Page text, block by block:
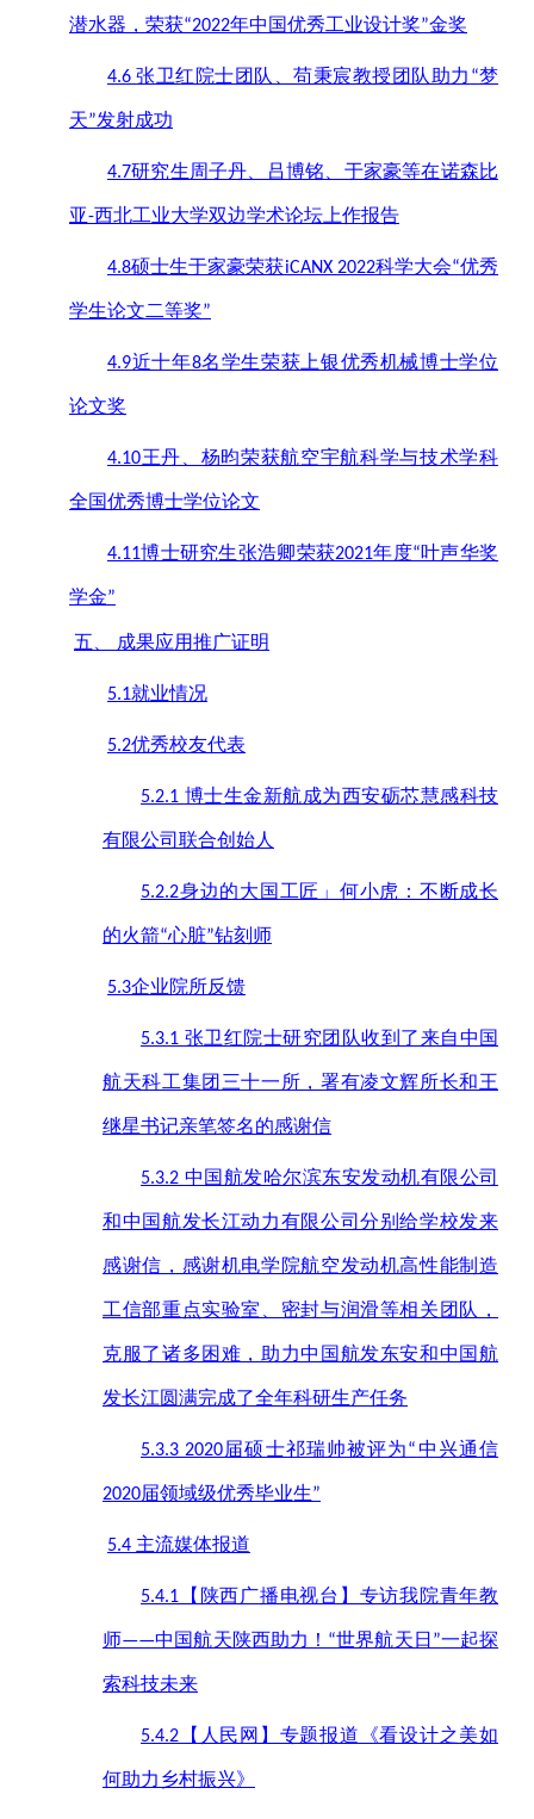
潜水器，荣获“2022年中国优秀工业设计奖”金奖
4.6张卫红院士团队、苟秉宸教授团队助力 “梦
天”发射成功
4.7研究生周子丹、吕博铭、于家豪等在诺森比
亚-西北工业大学双边学术论坛上作报告
4.8硕士生于家豪荣获iCANX 2022科学大会“优秀
学生论文二等奖”
4.9近十年8名学生荣获上银优秀机械博士学位
论文奖
4.10王丹、杨昀荣获航空宇航科学与技术学科
全国优秀博士学位论文
4.11博士研究生张浩卿荣获2021年度“叶声华奖
学金”
五、 成果应用推广证明
5.1就业情况
5.2优秀校友代表
5.2.1 博士生金新航成为西安砺芯慧感科技
有限公司联合创始人
5.2.2身边的大国工匠」何小虎：不断成长
的火箭“心脏”钻刻师
5.3企业院所反馈
5.3.1 张卫红院士研究团队收到了来自中国
航天科工集团三十一所，署有凌文辉所长和王
继星书记亲笔签名的感谢信
5.3.2 中国航发哈尔滨东安发动机有限公司
和中国航发长江动力有限公司分别给学校发来
感谢信，感谢机电学院航空发动机高性能制造
工信部重点实验室、密封与润滑等相关团队，
克服了诸多困难，助力中国航发东安和中国航
发长江圆满完成了全年科研生产任务
5.3.3 2020届硕士祁瑞帅被评为“中兴通信
2020届领域级优秀毕业生”
5.4 主流媒体报道
5.4.1 【陕西广播电视台】专访我院青年教
师——中国航天陕西助力！ “世界航天日 ”一起探
索科技未来
5.4.2 【人民网】专题报道《看设计之美如
何助力乡村振兴》